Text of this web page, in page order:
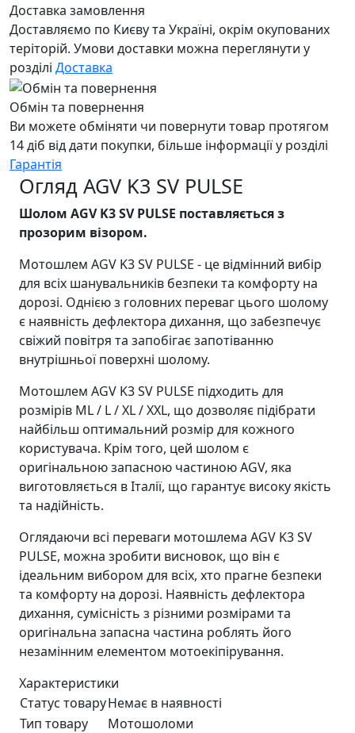
Доставка замовлення
Доставляємо по Києву та Україні, окрім окупованих
теріторій. Умови доставки можна переглянути у
розділі Доставка
Обмін та повернення
Ви можете обміняти чи повернути товар протягом
14 діб від дати покупки, більше інформації у розділі
Гарантія
Огляд AGV K3 SV PULSE
Шолом AGV K3 SV PULSE поставляється з
прозорим візором.
Мотошлем AGV K3 SV PULSE - це відмінний вибір
для всіх шанувальників безпеки та комфорту на
дорозі. Однією з головних переваг цього шолому
є наявність дефлектора дихання, що забезпечує
свіжий повітря та запобігає запотіванню
внутрішньої поверхні шолому.
Мотошлем AGV K3 SV PULSE підходить для
розмірів ML / L / XL / XXL, що дозволяє підібрати
найбільш оптимальний розмір для кожного
користувача. Крім того, цей шолом є
оригінальною запасною частиною AGV, яка
виготовляється в Італії, що гарантує високу якість
та надійність.
Оглядаючи всі переваги мотошлема AGV K3 SV
PULSE, можна зробити висновок, що він є
ідеальним вибором для всіх, хто прагне безпеки
та комфорту на дорозі. Наявність дефлектора
дихання, сумісність з різними розмірами та
оригінальна запасна частина роблять його
незамінним елементом мотоекіпірування.
Характеристики
Статус товаруНемає в наявності
Тип товару
Мотошоломи